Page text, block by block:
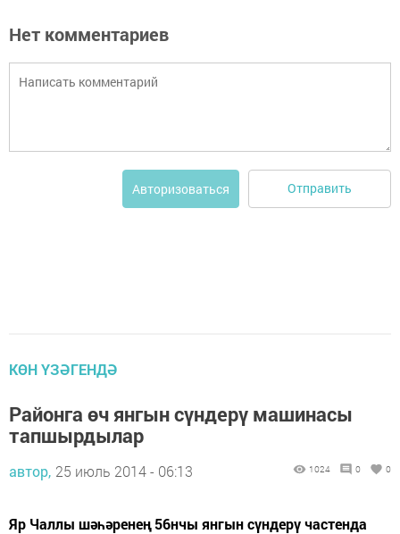
Нет комментариев
Авторизоваться Отправить
КӨН ҮЗӘГЕНДӘ
Районга өч янгын сүндерү машинасы
тапшырдылар
автор, 25 июль 2014 - 06:13 1024 0 0
Яр Чаллы шәһәренең 56нчы янгын сүндерү частенда